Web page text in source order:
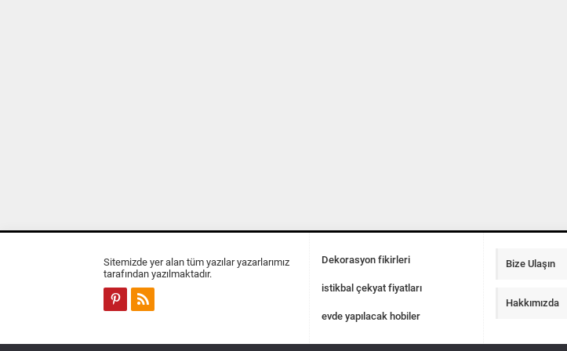
Sitemizde yer alan tüm yazılar yazarlarımız
tarafından yazılmaktadır.
Dekorasyon fikirleri
istikbal çekyat fiyatları
evde yapılacak hobiler
Bize Ulaşın
Hakkımızda